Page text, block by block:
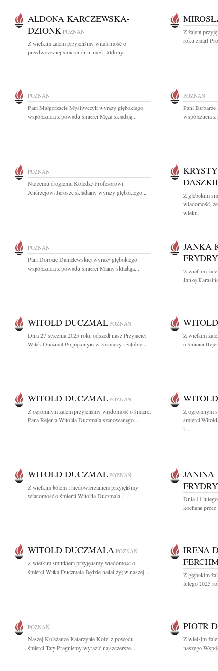
ALDONA KARCZEWSKA-
DZIONK POZNAŃ
Z wielkim żalem przyjęliśmy wiadomość o
przedwczesnej śmierci dr n. med. Aldony...
Z żalem
roku zmarł
POZNAŃ
Pani Małgorzacie Myśliwczyk wyrazy głębokiego
współczucia z powodu śmierci Męża składają...
POZNAŃ
Pani Barbarze
współczucia
POZNAŃ
Naszemu drogiemu Koledze Profesorowi
Andrzejowi Jarosze składamy wyrazy głębokiego...
Z głębokim
wiadomość,
wieku...
POZNAŃ
Pani Dorocie Danielewskiej wyrazy głębokiego
współczucia z powodu śmierci Mamy składają...
JANKA
Z wielkim
Jankę
WITOLD DUCZMAL POZNAŃ
Dnia 27 stycznia 2025 roku odszedł nasz Przyjaciel
Witek Duczmal Pogrążonym w rozpaczy i żałobie...
Z wielkim
o śmierci
WITOLD DUCZMAL POZNAŃ
Z ogromnym żalem przyjęliśmy wiadomość o śmierci
Pana Rejenta Witolda Duczmala szanowanego...
Z ogromnym
śmierci
i...
WITOLD DUCZMAL POZNAŃ
Z wielkim bólem i niedowierzaniem przyjęliśmy
wiadomość o śmierci Witolda Duczmala...
JANINA
Dnia 11
kochana przez
WITOLD DUCZMALA POZNAŃ
Z wielkim smutkiem przyjęliśmy wiadomość o
śmierci Witka Duczmala Będzie nadal żył w naszej...
IRENA
Z głębokim
lutego 2025
POZNAŃ
Naszej Koleżance Katarzynie Kofel z powodu
śmierci Taty Pragniemy wyrazić najszczersze...
PIOTR
Z wielkim
naszego